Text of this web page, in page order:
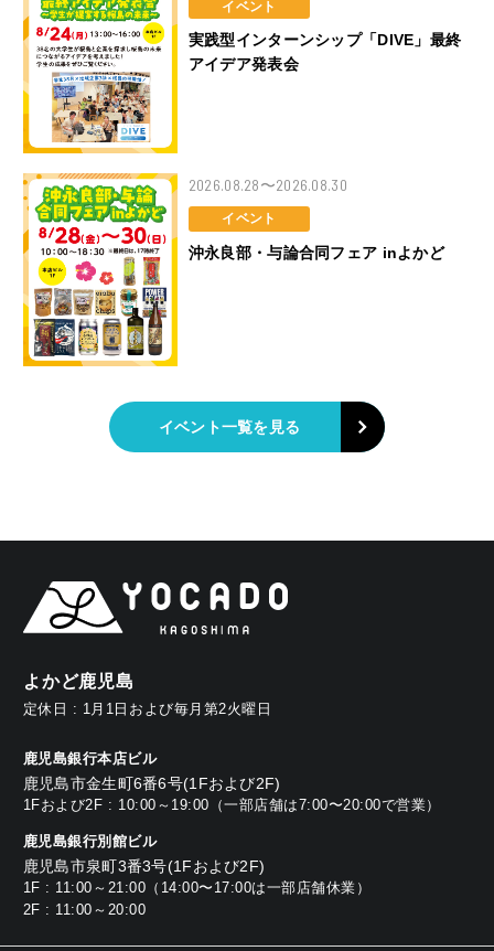
イベント
実践型インターンシップ「DIVE」最終
アイデア発表会
2026.08.28〜2026.08.30
イベント
沖永良部・与論合同フェア inよかど
イベント一覧を見る
よかど鹿児島
定休日 : 1月1日および毎月第2火曜日
鹿児島銀行本店ビル
鹿児島市金生町6番6号(1Fおよび2F)
1Fおよび2F : 10:00～19:00（一部店舗は7:00〜20:00で営業）
鹿児島銀行別館ビル
鹿児島市泉町3番3号(1Fおよび2F)
1F : 11:00～21:00（14:00〜17:00は一部店舗休業）
2F : 11:00～20:00